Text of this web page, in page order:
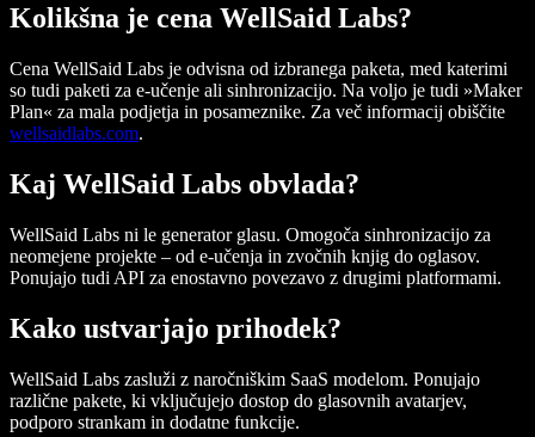
Kolikšna je cena WellSaid Labs?
Cena WellSaid Labs je odvisna od izbranega paketa, med katerimi
so tudi paketi za e-učenje ali sinhronizacijo. Na voljo je tudi »Maker
Plan« za mala podjetja in posameznike. Za več informacij obiščite
wellsaidlabs.com.
Kaj WellSaid Labs obvlada?
WellSaid Labs ni le generator glasu. Omogoča sinhronizacijo za
neomejene projekte – od e-učenja in zvočnih knjig do oglasov.
Ponujajo tudi API za enostavno povezavo z drugimi platformami.
Kako ustvarjajo prihodek?
WellSaid Labs zasluži z naročniškim SaaS modelom. Ponujajo
različne pakete, ki vključujejo dostop do glasovnih avatarjev,
podporo strankam in dodatne funkcije.